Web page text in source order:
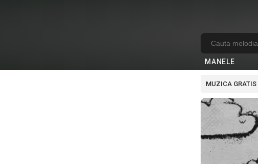
MANELE
MUZICA GRATIS